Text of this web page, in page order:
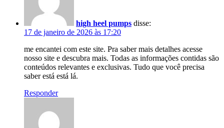
high heel pumps disse:
17 de janeiro de 2026 às 17:20
me encantei com este site. Pra saber mais detalhes acesse
nosso site e descubra mais. Todas as informações contidas são
conteúdos relevantes e exclusivas. Tudo que você precisa
saber está está lá.
Responder